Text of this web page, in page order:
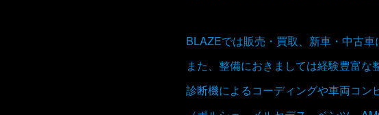
BLAZEでは販売・買取、新車・中古車
また、整備におきましては経験豊富な
診断機によるコーディングや車両コン